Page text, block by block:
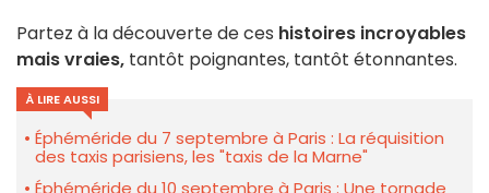
Partez à la découverte de ces histoires incroyables
mais vraies, tantôt poignantes, tantôt étonnantes.
À LIRE AUSSI
Éphéméride du 7 septembre à Paris : La réquisition
des taxis parisiens, les "taxis de la Marne"